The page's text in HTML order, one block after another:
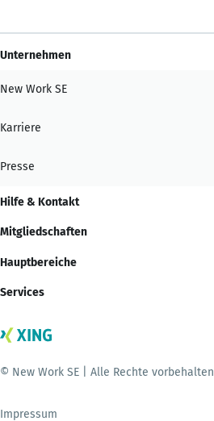
Unternehmen
New Work SE
Karriere
Presse
Hilfe & Kontakt
Mitgliedschaften
Hauptbereiche
Services
© New Work SE | Alle Rechte vorbehalten
Impressum